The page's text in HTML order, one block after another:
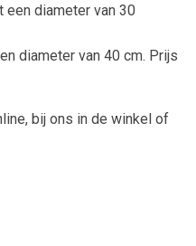
een diameter van 30
diameter van 40 cm. Prijs
bij ons in de winkel of